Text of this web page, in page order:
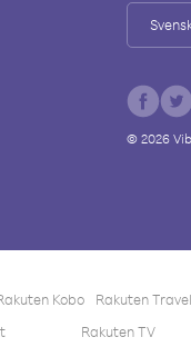
© 2026
Kobo Rakuten Travel
Rakuten TV